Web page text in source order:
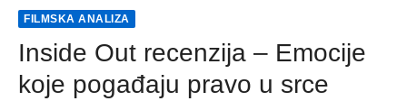
FILMSKA ANALIZA
Inside Out recenzija – Emocije
koje pogađaju pravo u srce